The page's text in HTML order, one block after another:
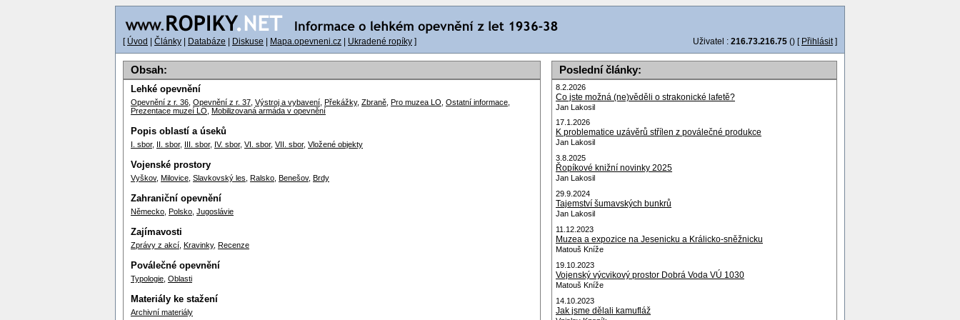
[ Úvod Články Databáze Diskuse Mapa.opevneni.cz Ukradené ropíky ] Uživatel : 216.73.216.75 () [ Přihlásit]
Poslední články:
8.2.2026
Co jste možná (ne)věděli o strakonické lafetě?
Jan Lakosil
17.1.2026
K problematice uzávěrů střílen z poválečné produkce
Jan Lakosil
3.8.2025
Řopíkové knižní novinky 2025
Jan Lakosil
29.9.2024
Tajemství šumavských bunkrů
Jan Lakosil
11.12.2023
Muzea a expozice na Jesenicku a Králicko-sněžnicku
Matouš Kníže
19.10.2023
Vojenský výcvikový prostor Dobrá Voda VÚ 1030
Matouš Kníže
14.10.2023
Jak jsme dělali kamufláž
Obsah:
Lehké opevnění
Opevnění z r. 36 Opevnění z r. 37 Výstroj a vybavení Překážky, Zbraně Pro muzea LO Ostatní informace
Prezentace muzeí LO Mobilizovaná armáda v opevnění
Popis oblastí a úseků
I. sbor, II. sbor, III. sbor, IV. sbor, VI. sbor, VII. sbor, Vložené objekty
Vojenské prostory
Vyškov, Milovice Slavkovský les Ralsko Benešov, Brdy
Zahraniční opevnění
Německo Polsko Jugoslávie
Zajímavosti
Zprávy z akcí Kravinky, Recenze
Poválečné opevnění
Typologie Oblasti
Materiály ke stažení
Archivní materiály